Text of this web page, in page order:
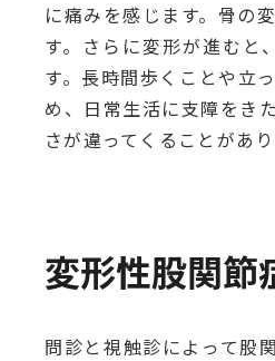
に痛みを感じます。骨の
す。さらに変形が進むと
す。長時間歩くことや立
め、日常生活に支障をき
さが違ってくることがあり
変形性股関節
問診と視触診によって股